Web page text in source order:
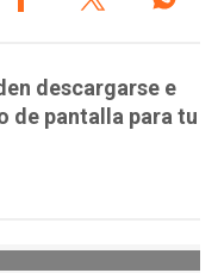
descargarse e
de pantalla para tu